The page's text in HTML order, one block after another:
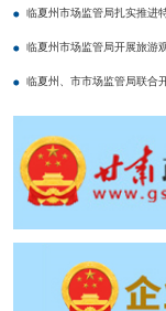
临夏州市场监管局扎实推进
临夏州市场监管局开展旅游
临夏州、市市场监管局联合